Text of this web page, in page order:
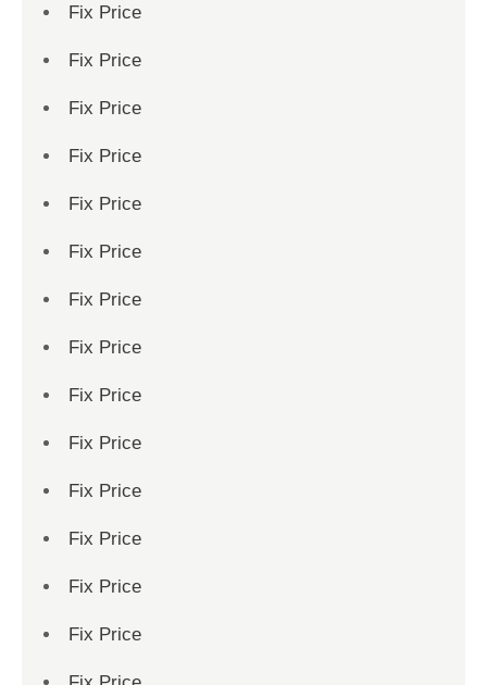
Fix Price
Fix Price
Fix Price
Fix Price
Fix Price
Fix Price
Fix Price
Fix Price
Fix Price
Fix Price
Fix Price
Fix Price
Fix Price
Fix Price